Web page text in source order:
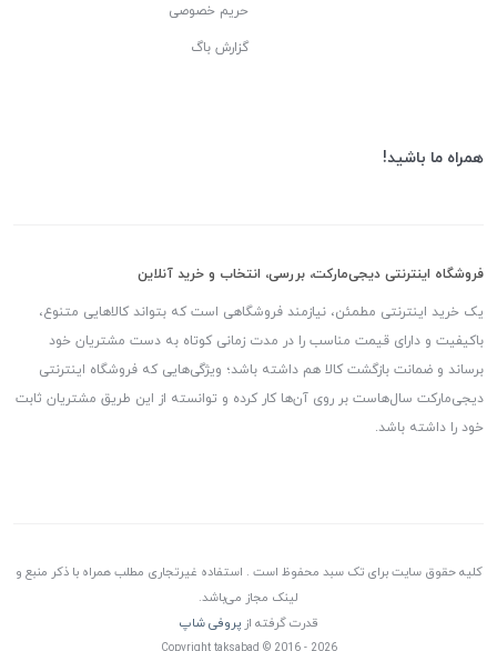
حریم خصوصی
گزارش باگ
همراه ما باشید!
فروشگاه اینترنتی دیجی‌مارکت، بررسی، انتخاب و خرید آنلاین
یک خرید اینترنتی مطمئن، نیازمند فروشگاهی است که بتواند کالاهایی متنوع،
باکیفیت و دارای قیمت مناسب را در مدت زمانی کوتاه به دست مشتریان خود
برساند و ضمانت بازگشت کالا هم داشته باشد؛ ویژگی‌هایی که فروشگاه اینترنتی
دیجی‌مارکت سال‌هاست بر روی آن‌ها کار کرده و توانسته از این طریق مشتریان ثابت
خود را داشته باشد.
کلیه حقوق سایت برای تک سبد محفوظ است . استفاده غیرتجاری مطلب همراه با ذکر منبع و
لینک مجاز می‌باشد.
قدرت گرفته ازپروفی شاپ